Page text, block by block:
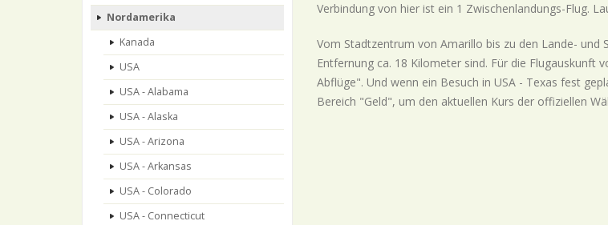
Nordamerika
Kanada
USA
USA - Alabama
USA - Alaska
USA - Arizona
USA - Arkansas
USA - Colorado
USA - Connecticut
Verbindung von hier ist ein 1 Zwischenlandungs-Flug.
Vom Stadtzentrum von Amarillo bis zu den Lande-
Entfernung ca. 18 Kilometer sind. Für die
Abflüge". Und wenn ein Besuch in USA - Texas fest
Bereich "Geld", um den aktuellen Kurs der offiziellen